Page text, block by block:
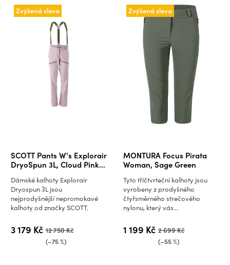
Zvýšená sleva
SCOTT Pants W's Explorair
DryoSpun 3L, Cloud Pink
3 179 Kč 12 750 Kč
(–75 %)
Dámské kalhoty Explorair
Dryospun 3L jsou
nejprodyšnější nepromokavé
kalhoty od značky SCOTT.
Zvýšená sleva
MONTURA Focus Pirata
Woman, Sage Green
1 199 Kč 2 699 Kč
(–55 %)
Tyto tříčtvrteční kalhoty jsou
vyrobeny z prodyšného
čtyřsměrného strečového
nylonu, který vás...